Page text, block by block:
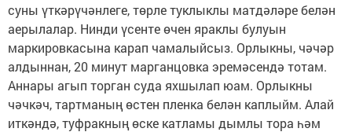
суны үткәрүчәнлеге, төрле туклыклы матдәләре белән
аерылалар. Нинди үсенте өчен ярак­лы булуын
маркировкасына карап чамалыйсыз. Орлыкны, чәчәр
алдыннан, 20 минут марганцовка эремәсендә тотам.
Аннары агып торган суда яхшылап юам. Орлыкны
чәчкәч, тартманың өстен пленка белән кап­лыйм. Алай
иткәндә, туфракның өске катламы дымлы тора һәм